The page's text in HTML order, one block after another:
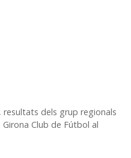
dels grup regionals
Club de Fútbol al